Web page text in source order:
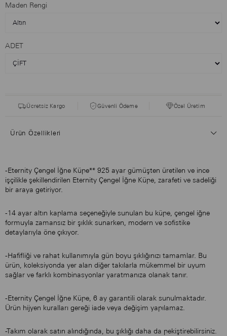
Maden Rengi
ADET
Ücretsiz Kargo Güvenli Ödeme Özel Üretim
Ürün Özellikleri
-Eternity Çengel İğne Küpe** 925 ayar gümüşten üretilen ve ince
işçilikle şekillendirilen Eternity Çengel İğne Küpe, zarafeti ve sadeliği
bir araya getiriyor.
-14 ayar altın kaplama seçeneğiyle sunulan bu küpe, çengel iğne
formuyla zamansız bir şıklık sunarken, modern ve sofistike
detaylarıyla öne çıkıyor.
-Hafifliği ve rahat kullanımıyla gün boyu şıklığınızı tamamlar. Bu
ürün, koleksiyonda yer alan diğer takılarla mükemmel bir uyum
sağlar ve farklı kombinasyonlar yaratmanıza olanak tanır.
-Eternity Çengel İğne Küpe, 6 ay garantili olarak sunulmaktadır.
Ürün hijyen kuralları gereği iade veya değişim yapılamaz.
-Takım olarak satın alındığında, bu şıklığı daha da pekiştirebilirsiniz.